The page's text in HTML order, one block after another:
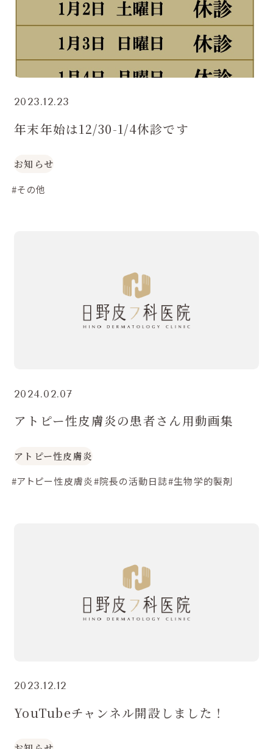
2023.12.23
年末年始は12/30-1/4休診です
お知らせ
#その他
2024.02.07
アトピー性皮膚炎の患者さん用動画集
アトピー性皮膚炎
#アトピー性皮膚炎#院長の活動日誌#生物学的製剤
2023.12.12
YouTubeチャンネル開設しました！